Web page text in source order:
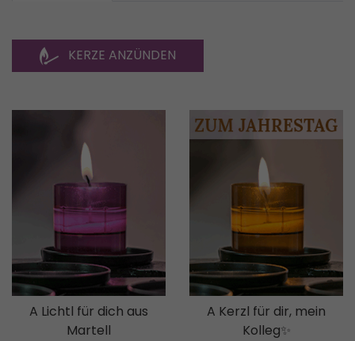
KERZE ANZÜNDEN
A Lichtl für dich aus
Martell
A Kerzl für dir, mein
Kolleg✨